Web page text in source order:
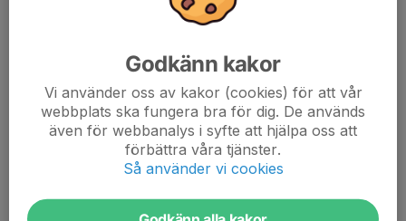
Godkänn kakor
Vi använder oss av kakor (cookies) för att vår
webbplats ska fungera bra för dig. De används
även för webbanalys i syfte att hjälpa oss att
förbättra våra tjänster.
Så använder vi cookies